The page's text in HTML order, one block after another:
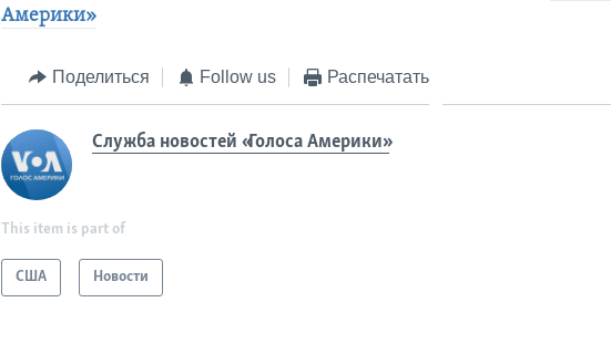
Америки»
Поделиться Follow us Распечатать
Служба новостей «Голоса Америки»
This item is part of
США Новости